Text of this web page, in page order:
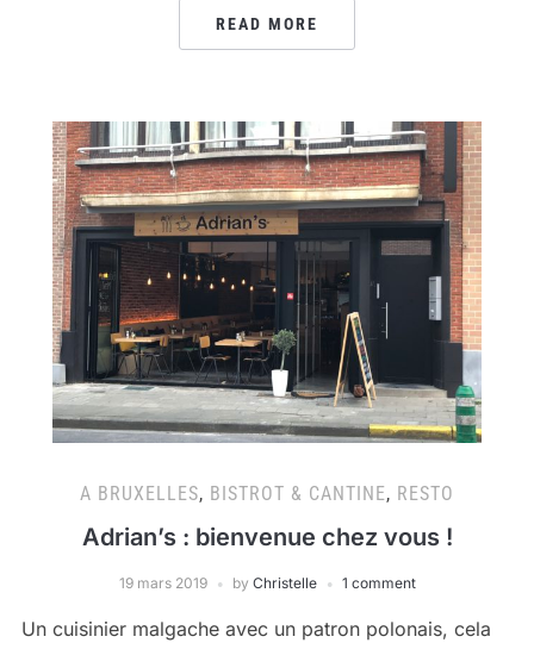
READ MORE
A BRUXELLES, BISTROT & CANTINE, RESTO
Adrian’s : bienvenue chez vous !
19 mars 2019 by Christelle 1 comment
Un cuisinier malgache avec un patron polonais, cela